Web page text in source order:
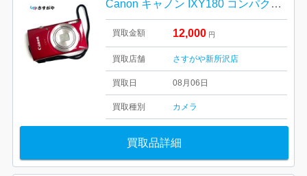
Canon キャノン IXY180 コンパクト デジタルカメラ
買取金額 12,000 円
買取店舗 さすがや新所沢店
買取日 08月06日
買取種別 カメラ
買取品詳細